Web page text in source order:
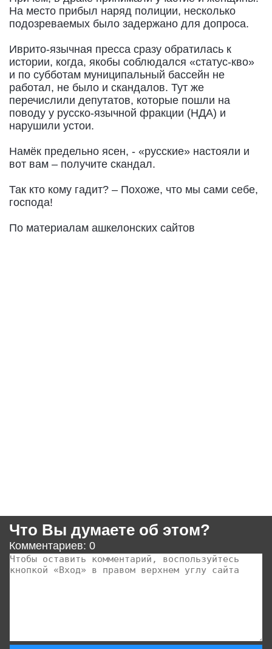
На место прибыл наряд полиции, несколько
подозреваемых было задержано для допроса.
Иврито-язычная пресса сразу обратилась к
истории, когда, якобы соблюдался «статус-кво»
и по субботам муниципальный бассейн не
работал, не было и скандалов. Тут же
перечислили депутатов, которые пошли на
поводу у русско-язычной фракции (НДА) и
нарушили устои.
Намёк предельно ясен, - «русские» настояли и
вот вам – получите скандал.
Так кто кому гадит? – Похоже, что мы сами себе,
господа!
По материалам ашкелонских сайтов
Что Вы думаете об этом?
Комментариев: 0